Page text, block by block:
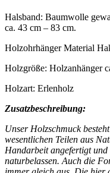
Halsband: Baumwolle
ca. 43 cm – 83 cm.
Holzohrhänger Material
Holzgröße: Holzanhänger
Holzart: Erlenholz
Zusatzbeschreibung:
Unser Holzschmuck
wesentlichen Teilen aus
Handarbeit angefertigt
naturbelassen. Auch die